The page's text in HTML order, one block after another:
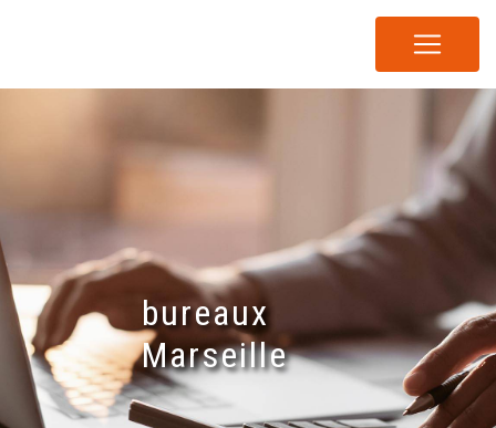
bureaux
Marseille